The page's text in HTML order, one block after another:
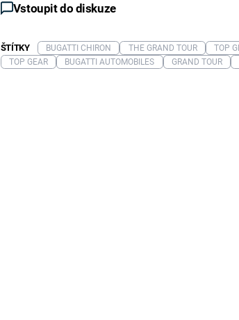
Vstoupit do diskuze
ŠTÍTKY BUGATTI CHIRON THE GRAND TOUR TOP
TOP GEAR
BUGATTI AUTOMOBILES GRAND TOUR